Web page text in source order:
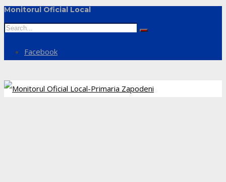
Monitorul Oficial Local
Facebook